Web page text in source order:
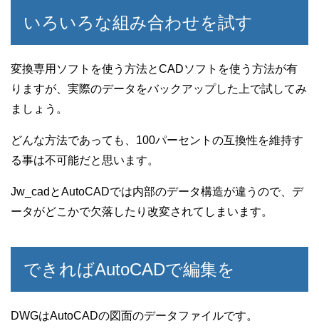
いろいろな組み合わせを試す
変換専用ソフトを使う方法とCADソフトを使う方法が有
りますが、実際のデータをバックアップした上で試してみ
ましょう。
どんな方法であっても、100パーセントの互換性を維持す
る事は不可能だと思います。
Jw_cadとAutoCADでは内部のデータ構造が違うので、デ
ータがどこかで欠落したり改変されてしまいます。
できればAutoCADで編集を
DWGはAutoCADの図面のデータファイルです。